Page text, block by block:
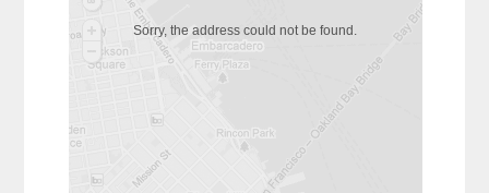
Sorry, the address could not be found.